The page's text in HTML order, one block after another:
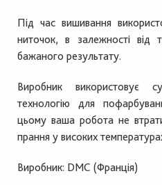
Під час вишивання
ниточок, в залежності від
бажаного результату.
Виробник використовує
технологію для
цьому ваша робота не
прання у високих
Виробник: DMC (Франція)